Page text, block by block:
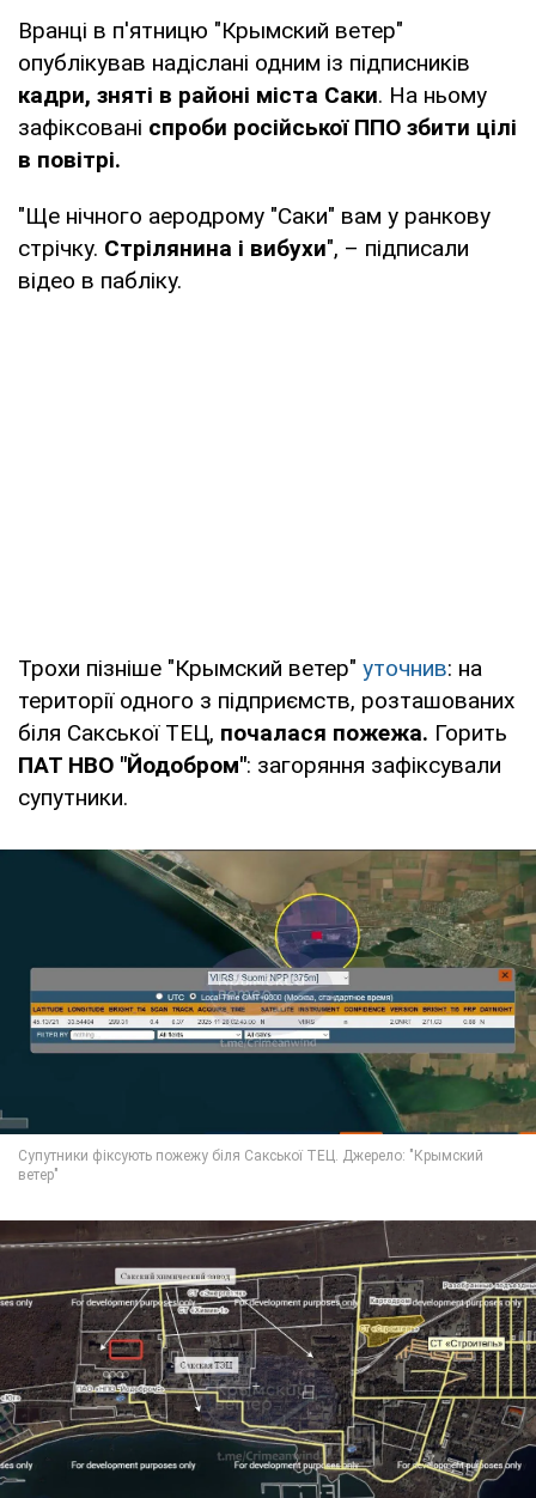
Вранці в п'ятницю "Крымский ветер"
опублікував надіслані одним із підписників
кадри, зняті в районі міста Саки. На ньому
зафіксовані спроби російської ППО збити цілі
в повітрі.
"Ще нічного аеродрому "Саки" вам у ранкову
стрічку. Стрілянина і вибухи", – підписали
відео в пабліку.
Трохи пізніше "Крымский ветер" уточнив: на
території одного з підприємств, розташованих
біля Сакської ТЕЦ, почалася пожежа. Горить
ПАТ НВО "Йодобром": загоряння зафіксували
супутники.